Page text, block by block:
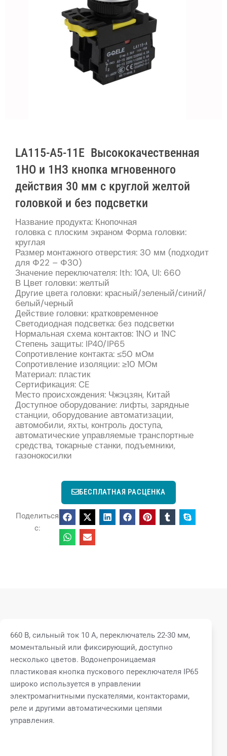
LA115-A5-11E Высококачественная
1НО и 1НЗ кнопка мгновенного
действия 30 мм с круглой желтой
головкой и без подсветки
Название продукта: Кнопочная
головка с плоским экраном Форма головки:
круглая
Размер монтажного отверстия: 30 мм (подходит
для Φ22 – Φ30)
Значение переключателя: Ith: 10A, UI: 660
В Цвет головки: желтый
Другие цвета головки: красный/зеленый/синий/
белый/черный
Действие головки: кратковременное
Светодиодная подсветка: без подсветки
Нормальная схема контактов: 1NO и 1NC
Степень защиты: IP40/IP65
Сопротивление контакта: ≤50 мОм
Сопротивление изоляции: ≥10 МОм
Материал: пластик
Сертификация: CE
Место происхождения: Чжэцзян, Китай
Доступное оборудование: лифты, зарядные
станции, оборудование автоматизации,
автомобили, яхты, контроль доступа,
автоматические управляемые транспортные
средства, токарные станки, подъемники,
газонокосилки
БЕСПЛАТНАЯ РАСЦЕНКА
Поделиться
с:
660 В, сильный ток 10 А, переключатель 22-30 мм,
моментальный или фиксирующий, доступно
несколько цветов. Водонепроницаемая
пластиковая кнопка пускового переключателя IP65
широко используется в управлении
электромагнитными пускателями, контакторами,
реле и другими автоматическими цепями
управления.